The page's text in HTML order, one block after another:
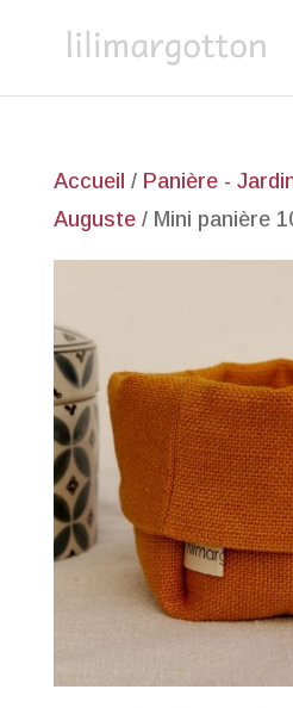
Accueil / Panière -
Auguste/ Mini panière